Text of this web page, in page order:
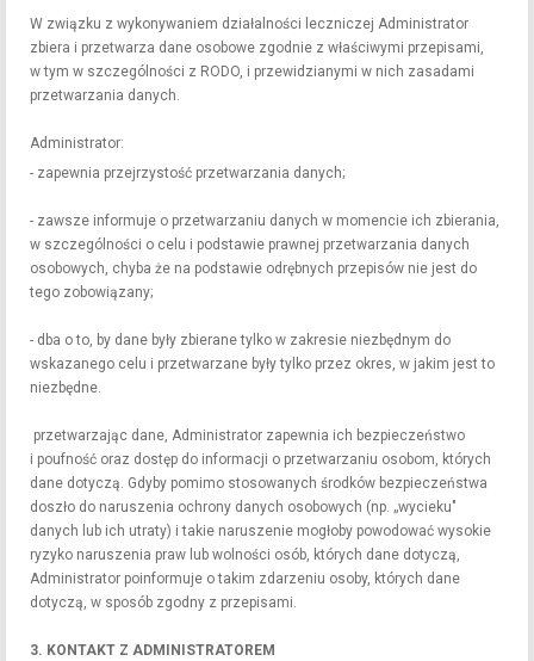
W związku z wykonywaniem działalności leczniczej Administrator
zbiera i przetwarza dane osobowe zgodnie z właściwymi przepisami,
w tym w szczególności z RODO, i przewidzianymi w nich zasadami
przetwarzania danych.
Administrator:
- zapewnia przejrzystość przetwarzania danych;
- zawsze informuje o przetwarzaniu danych w momencie ich zbierania,
w szczególności o celu i podstawie prawnej przetwarzania danych
osobowych, chyba że na podstawie odrębnych przepisów nie jest do
tego zobowiązany;
- dba o to, by dane były zbierane tylko w zakresie niezbędnym do
wskazanego celu i przetwarzane były tylko przez okres, w jakim jest to
niezbędne.
przetwarzając dane, Administrator zapewnia ich bezpieczeństwo
i poufność oraz dostęp do informacji o przetwarzaniu osobom, których
dane dotyczą. Gdyby pomimo stosowanych środków bezpieczeństwa
doszło do naruszenia ochrony danych osobowych (np. „wycieku"
danych lub ich utraty) i takie naruszenie mogłoby powodować wysokie
ryzyko naruszenia praw lub wolności osób, których dane dotyczą,
Administrator poinformuje o takim zdarzeniu osoby, których dane
dotyczą, w sposób zgodny z przepisami.
3. KONTAKT Z ADMINISTRATOREM